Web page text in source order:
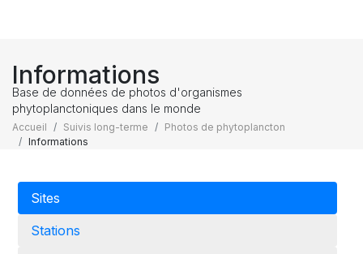
Informations
Base de données de photos d'organismes
phytoplanctoniques dans le monde
Accueil Suivis long-terme
Photos de phytoplancton
Informations
Sites
Stations